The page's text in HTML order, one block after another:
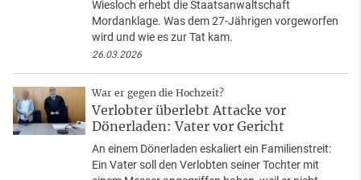
Wiesloch erhebt die Staatsanwaltschaft
Mordanklage. Was dem 27-Jährigen vorgeworfen
wird und wie es zur Tat kam.
26.03.2026
War er gegen die Hochzeit?
Verlobter überlebt Attacke vor
Dönerladen: Vater vor Gericht
An einem Dönerladen eskaliert ein Familienstreit:
Ein Vater soll den Verlobten seiner Tochter mit